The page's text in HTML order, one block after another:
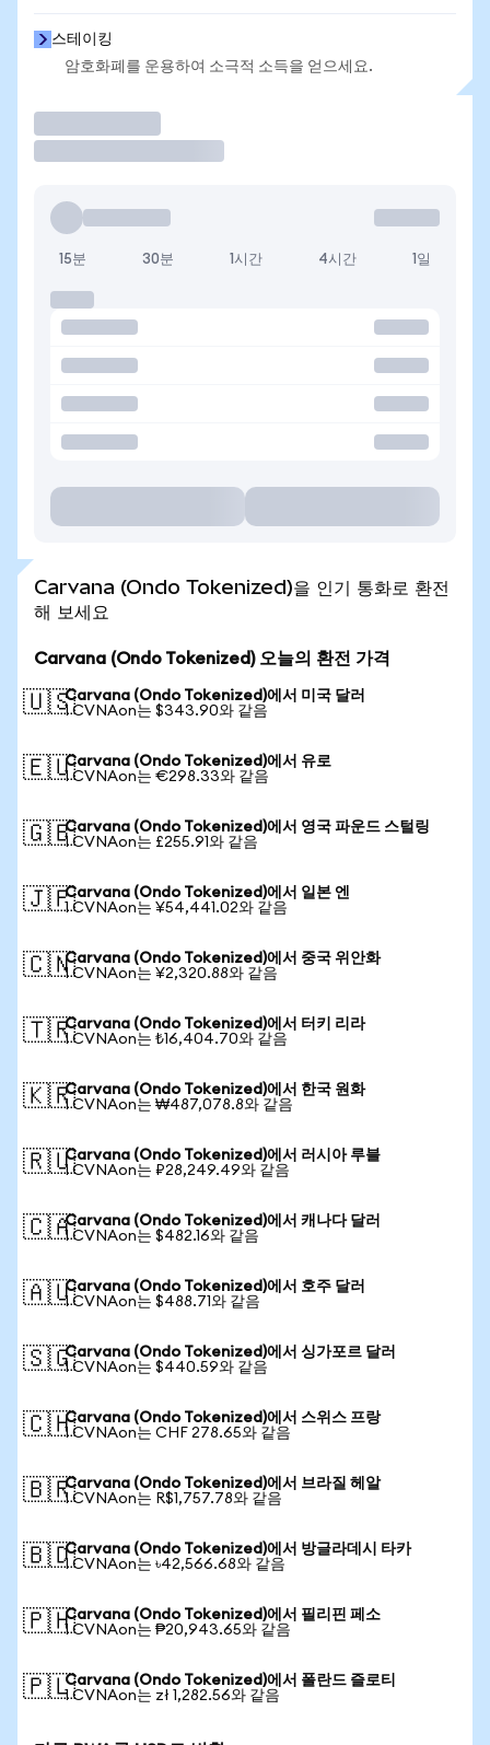
스테이킹
암호화폐를 운용하여 소극적 소득을 얻으세요.
15분 30분 1시간 4시간 1일
Carvana (Ondo Tokenized)을 인기 통화로 환전
해 보세요
Carvana (Ondo Tokenized) 오늘의 환전 가격
🇺🇸Carvana (Ondo Tokenized)에서 미국 달러
1 CVNAon는 $343.90와 같음
🇪🇺Carvana (Ondo Tokenized)에서 유로
1 CVNAon는 €298.33와 같음
🇬🇧Carvana (Ondo Tokenized)에서 영국 파운드 스털링
1 CVNAon는 £255.91와 같음
🇯🇵Carvana (Ondo Tokenized)에서 일본 엔
1 CVNAon는 ¥54,441.02와 같음
🇨🇳Carvana (Ondo Tokenized)에서 중국 위안화
1 CVNAon는 ¥2,320.88와 같음
🇹🇷Carvana (Ondo Tokenized)에서 터키 리라
1 CVNAon는 ₺16,404.70와 같음
🇰🇷Carvana (Ondo Tokenized)에서 한국 원화
1 CVNAon는 ₩487,078.8와 같음
🇷🇺Carvana (Ondo Tokenized)에서 러시아 루블
1 CVNAon는 ₽28,249.49와 같음
🇨🇦Carvana (Ondo Tokenized)에서 캐나다 달러
1 CVNAon는 $482.16와 같음
🇦🇺Carvana (Ondo Tokenized)에서 호주 달러
1 CVNAon는 $488.71와 같음
🇸🇬Carvana (Ondo Tokenized)에서 싱가포르 달러
1 CVNAon는 $440.59와 같음
🇨🇭Carvana (Ondo Tokenized)에서 스위스 프랑
1 CVNAon는 CHF 278.65와 같음
🇧🇷Carvana (Ondo Tokenized)에서 브라질 헤알
1 CVNAon는 R$1,757.78와 같음
🇧🇩Carvana (Ondo Tokenized)에서 방글라데시 타카
1 CVNAon는 ৳42,566.68와 같음
🇵🇭Carvana (Ondo Tokenized)에서 필리핀 페소
1 CVNAon는 ₱20,943.65와 같음
🇵🇱Carvana (Ondo Tokenized)에서 폴란드 즐로티
1 CVNAon는 zł 1,282.56와 같음